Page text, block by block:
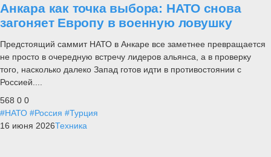
Анкара как точка выбора: НАТО снова
загоняет Европу в военную ловушку
Предстоящий саммит НАТО в Анкаре все заметнее превращается
не просто в очередную встречу лидеров альянса, а в проверку
того, насколько далеко Запад готов идти в противостоянии с
Россией....
568 0 0
#НАТО #Россия #Турция
16 июня 2026Техника